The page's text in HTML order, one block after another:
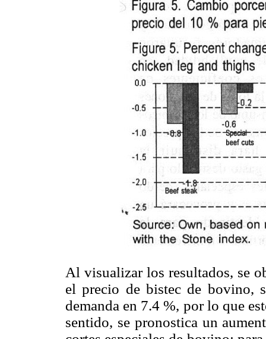
Al visualizar los resultados, se
el precio de bistec de bovino,
demanda en 7.4 %, por lo que
sentido, se pronostica un